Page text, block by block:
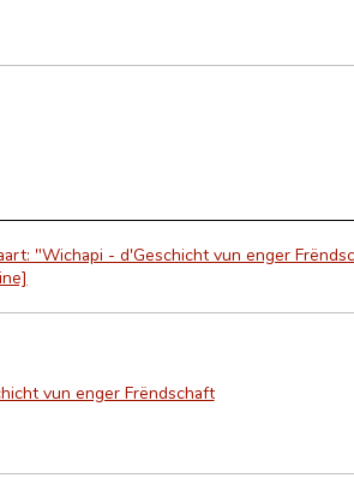
"Wichapi - d'Geschicht vun enger
vun enger Frëndschaft